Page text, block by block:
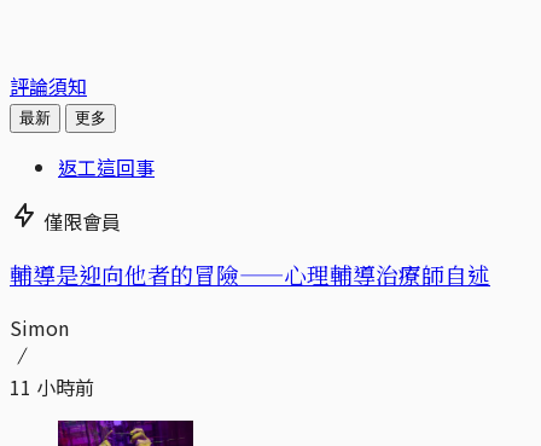
評論須知
最新 更多
返工這回事
僅限會員
輔導是迎向他者的冒險——心理輔導治療師自述
Simon
11 小時前